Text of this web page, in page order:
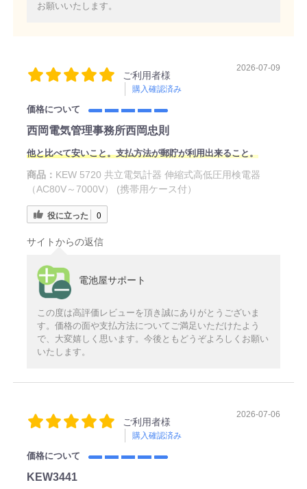
お願いいたします。
ご利用者様
購入確認済み
2026-07-09
価格について
西岡電気管理事務所西岡忠則
他と比べて安いこと。支払方法が郵貯が利用出来ること。
商品： KEW 5720 共立電気計器 伸縮式高低圧用検電器
（AC80V～7000V） (携帯用ケース付）
役に立った 0
サイトからの返信
電池屋サポート
この度は高評価レビューを頂き誠にありがとうございま
す。価格の面や支払方法についてご満足いただけたよう
で、大変嬉しく思います。今後ともどうぞよろしくお願い
いたします。
ご利用者様
購入確認済み
2026-07-06
価格について
KEW3441